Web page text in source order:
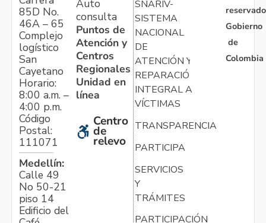
85D No.
46A – 65
Complejo
logístico
San
Cayetano
Horario:
8:00 a.m. –
4:00 p.m.
Código
Postal:
111071
Medellín:
Calle 49
No 50-21
piso 14
Edificio del
Auto
consulta
Puntos de
Atención y
Centros
Regionales
Unidad en
línea
Centro
de
relevo
SNARIV-
SISTEMA
NACIONAL
DE
ATENCIÓN Y
REPARACIÓN
INTEGRAL A
VÍCTIMAS
TRANSPARENCIA
PARTICIPA
SERVICIOS
Y
TRÁMITES
PARTICIPACIÓN
Gobierno
de
Colombia